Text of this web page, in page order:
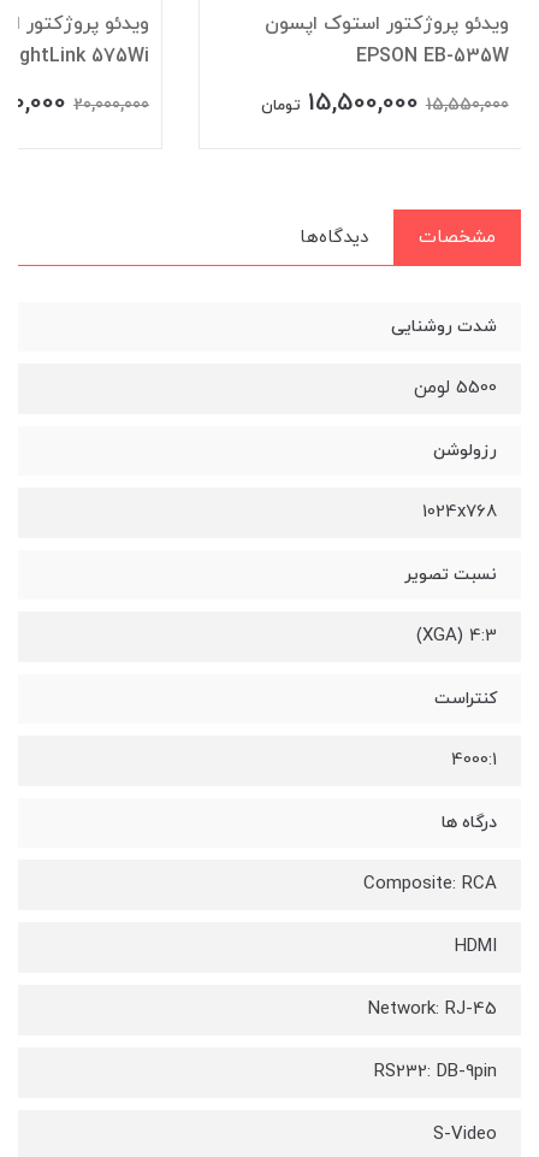
ویدئو پروژکتور استوک اپسون
EPSON EB-535W
15,550,000
15,500,000 تومان
ویدئو پروژکتور
575Wi
20,000,000
مشخصات دیدگاه‌ها
شدت روشنایی
5500 لومن
رزولوشن
1024x768
نسبت تصویر
4:3 (XGA)
کنتراست
4000:1
درگاه ها
Composite: RCA
HDMI
Network: RJ-45
RS232: DB-9pin
S-Video